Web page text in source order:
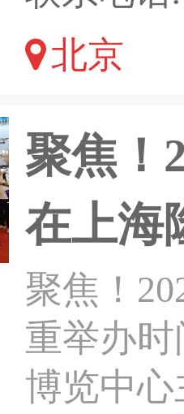
有限公
北京
聚焦！
在上海
聚焦！
重举办时
博览中